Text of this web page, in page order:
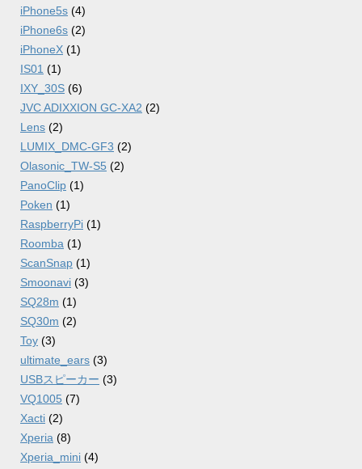
iPhone5s (4)
iPhone6s (2)
iPhoneX (1)
IS01 (1)
IXY_30S (6)
JVC ADIXXION GC-XA2 (2)
Lens (2)
LUMIX_DMC-GF3 (2)
Olasonic_TW-S5 (2)
PanoClip (1)
Poken (1)
RaspberryPi (1)
Roomba (1)
ScanSnap (1)
Smoonavi (3)
SQ28m (1)
SQ30m (2)
Toy (3)
ultimate_ears (3)
USBスピーカー (3)
VQ1005 (7)
Xacti (2)
Xperia (8)
Xperia_mini (4)